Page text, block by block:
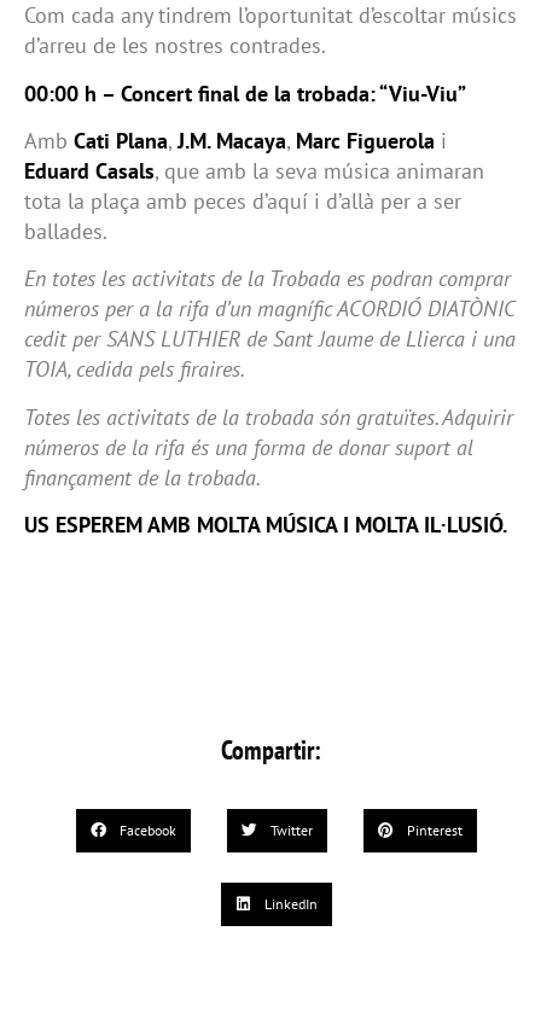
Com cada any tindrem l’oportunitat d’escoltar músics
d’arreu de les nostres contrades.
00:00 h – Concert final de la trobada: “Viu-Viu”
Amb Cati Plana,J.M. Macaya, Marc Figuerola i
Eduard Casals, que amb la seva música animaran
tota la plaça amb peces d’aquí i d’allà per a ser
ballades.
En totes les activitats de la Trobada es podran comprar
números per a la rifa d’un magnífic ACORDIÓ DIATÒNIC
cedit per SANS LUTHIER de Sant Jaume de Llierca i una
TOIA, cedida pels firaires.
Totes les activitats de la trobada són gratuïtes. Adquirir
números de la rifa és una forma de donar suport al
finançament de la trobada.
US ESPEREM AMB MOLTA MÚSICA I MOLTA IL·LUSIÓ.
Compartir:
Facebook Twitter Pinterest
LinkedIn